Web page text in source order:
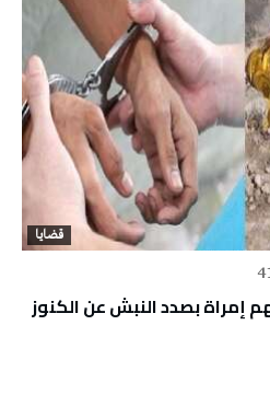
قضايا
بينهم إمراة بصدد النبش عن الكنوز